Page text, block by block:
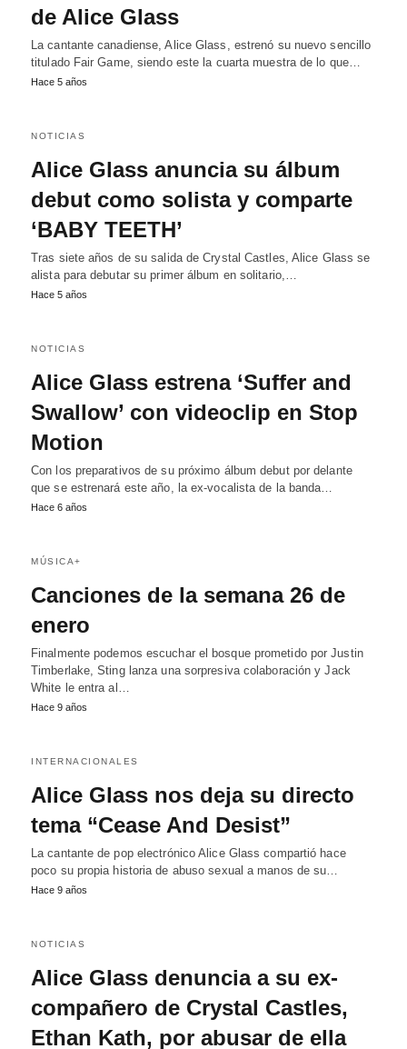
de Alice Glass
La cantante canadiense, Alice Glass, estrenó su nuevo sencillo
titulado Fair Game, siendo este la cuarta muestra de lo que…
Hace 5 años
NOTICIAS
Alice Glass anuncia su álbum
debut como solista y comparte
‘BABY TEETH’
Tras siete años de su salida de Crystal Castles, Alice Glass se
alista para debutar su primer álbum en solitario,…
Hace 5 años
NOTICIAS
Alice Glass estrena ‘Suffer and
Swallow’ con videoclip en Stop
Motion
Con los preparativos de su próximo álbum debut por delante
que se estrenará este año, la ex-vocalista de la banda…
Hace 6 años
MÚSICA+
Canciones de la semana 26 de
enero
Finalmente podemos escuchar el bosque prometido por Justin
Timberlake, Sting lanza una sorpresiva colaboración y Jack
White le entra al…
Hace 9 años
INTERNACIONALES
Alice Glass nos deja su directo
tema “Cease And Desist”
La cantante de pop electrónico Alice Glass compartió hace
poco su propia historia de abuso sexual a manos de su…
Hace 9 años
NOTICIAS
Alice Glass denuncia a su ex-
compañero de Crystal Castles,
Ethan Kath, por abusar de ella